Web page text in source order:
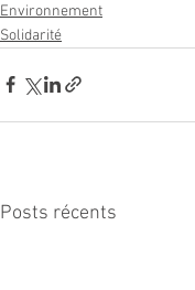
Environnement
Solidarité
Posts récents